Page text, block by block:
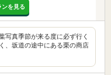
ンを見る
写真季節が来る度に必ず行く
、坂道の途中にある栗の商店